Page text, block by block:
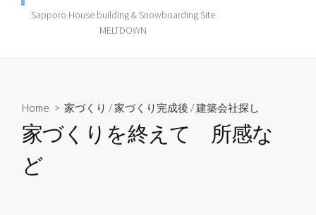
Sapporo House building & Snowboarding Site
MELTDOWN
Home > 家づくり /家づくり完成後 /建築会社探し
家づくりを終えて 所感な
ど